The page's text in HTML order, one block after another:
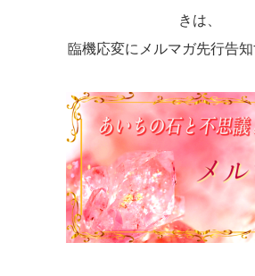
きは、
臨機応変にメルマガ先行告